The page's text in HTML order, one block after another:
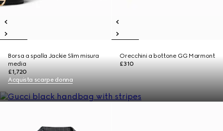
Borsa a spalla Jackie Slim misura
media
£1,720
Orecchini a bottone GG Marmont
£310
Acquista scarpe donna